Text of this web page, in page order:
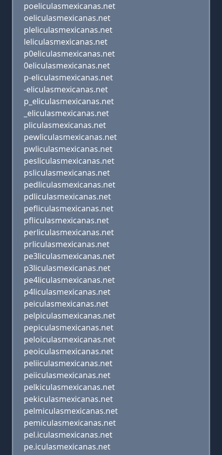
poeliculasmexicanas.net
oeliculasmexicanas.net
pleliculasmexicanas.net
leliculasmexicanas.net
p0eliculasmexicanas.net
0eliculasmexicanas.net
p-eliculasmexicanas.net
-eliculasmexicanas.net
p_eliculasmexicanas.net
_eliculasmexicanas.net
pliculasmexicanas.net
pewliculasmexicanas.net
pwliculasmexicanas.net
pesliculasmexicanas.net
psliculasmexicanas.net
pedliculasmexicanas.net
pdliculasmexicanas.net
pefliculasmexicanas.net
pfliculasmexicanas.net
perliculasmexicanas.net
prliculasmexicanas.net
pe3liculasmexicanas.net
p3liculasmexicanas.net
pe4liculasmexicanas.net
p4liculasmexicanas.net
peiculasmexicanas.net
pelpiculasmexicanas.net
pepiculasmexicanas.net
peloiculasmexicanas.net
peoiculasmexicanas.net
peliiculasmexicanas.net
peiiculasmexicanas.net
pelkiculasmexicanas.net
pekiculasmexicanas.net
pelmiculasmexicanas.net
pemiculasmexicanas.net
pel.iculasmexicanas.net
pe.iculasmexicanas.net